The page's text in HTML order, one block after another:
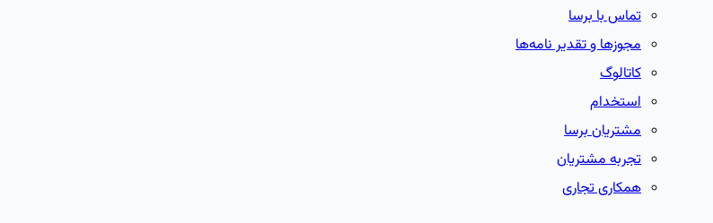
تماس با برسا
مجوزها و تقدیر نامه‌ها
کاتالوگ
استخدام
مشتریان برسا
تجربه مشتریان
همکاری تجاری